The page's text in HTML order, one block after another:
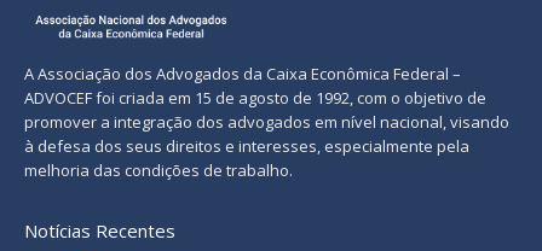
A Associação dos Advogados da Caixa Econômica Federal –
ADVOCEF foi criada em 15 de agosto de 1992, com o objetivo de
promover a integração dos advogados em nível nacional, visando
à defesa dos seus direitos e interesses, especialmente pela
melhoria das condições de trabalho.
Notícias Recentes